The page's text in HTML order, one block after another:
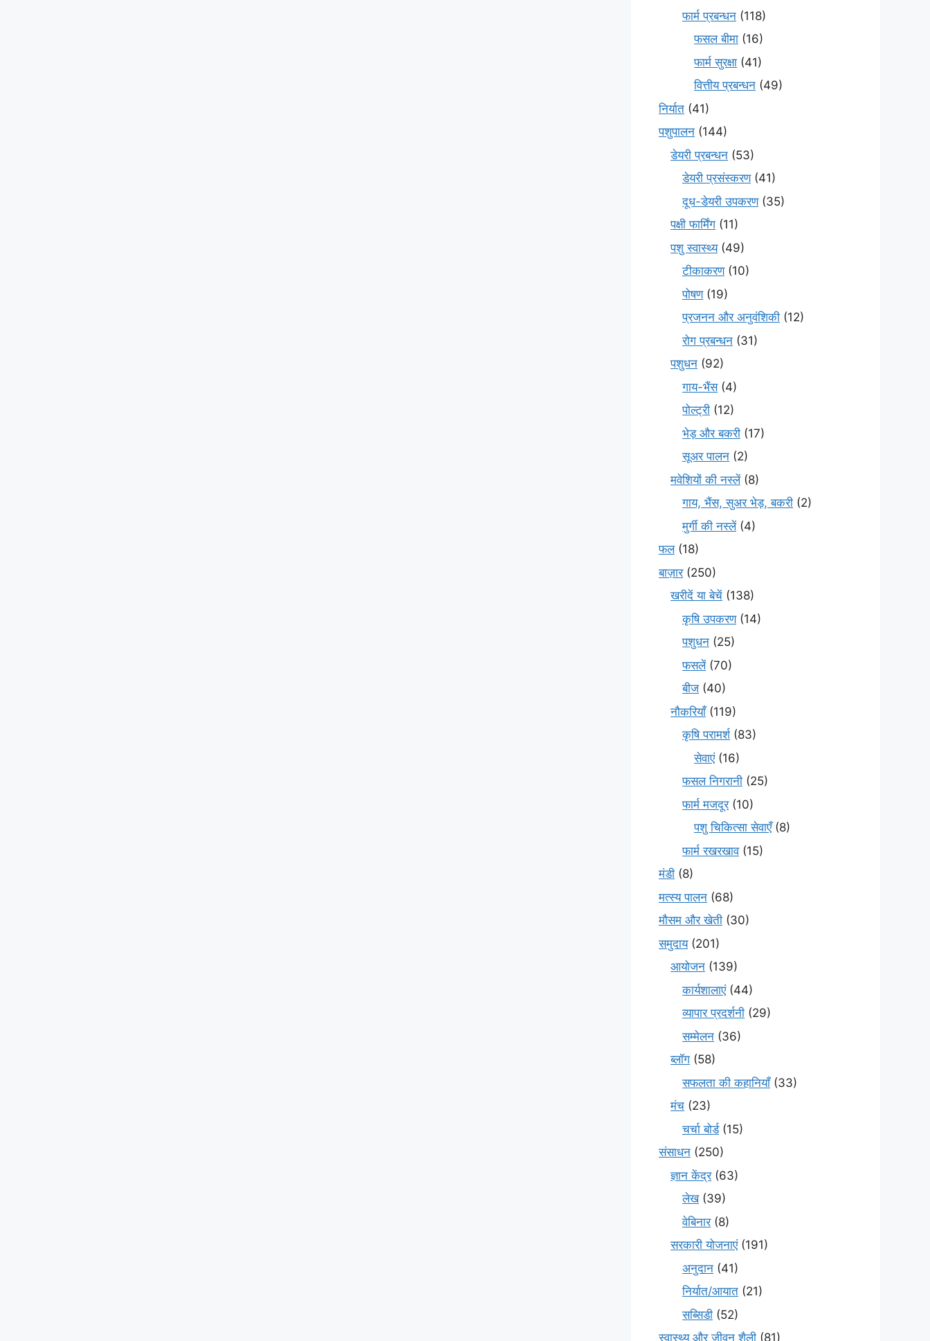
फार्म प्रबन्धन (118)
फसल बीमा (16)
फार्म सुरक्षा (41)
वित्तीय प्रबन्धन (49)
निर्यात (41)
पशुपालन (144)
डेयरी प्रबन्धन (53)
डेयरी प्रसंस्करण(41)
दूध-डेयरी उपकरण(35)
पक्षी फार्मिंग (11)
पशु स्वास्थ्य(49)
टीकाकरण(10)
पोषण(19)
प्रजनन और अनुवंशिकी (12)
रोग प्रबन्धन (31)
पशुधन (92)
गाय-भैंस(4)
पोल्ट्री (12)
भेड़ और बकरी (17)
सूअर पालन (2)
मवेशियों की नस्लें(8)
गाय, भैंस, सुअर भेड़, बकरी (2)
मुर्गी की नस्लें(4)
फल(18)
बाज़ार(250)
खरीदें या बेचें (138)
कृषि उपकरण(14)
पशुधन (25)
फसलें(70)
बीज (40)
नौकरियाँ(119)
कृषि परामर्श(83)
सेवाएं(16)
फसल निगरानी (25)
फार्म मजदूर(10)
पशु चिकित्सा सेवाएँ(8)
फार्म रखरखाव(15)
मंडी (8)
मत्स्य पालन (68)
मौसम और खेती (30)
समुदाय(201)
आयोजन (139)
कार्यशालाएं(44)
व्यापार प्रदर्शनी (29)
सम्मेलन (36)
ब्लॉग (58)
सफलता की कहानियाँ(33)
मंच (23)
चर्चा बोर्ड(15)
संसाधन (250)
ज्ञान केंद्र(63)
लेख(39)
वेबिनार(8)
सरकारी योजनाएं(191)
अनुदान (41)
निर्यात/आयात (21)
सब्सिडी (52)
स्वास्थ्य और जीवन शैली (81)